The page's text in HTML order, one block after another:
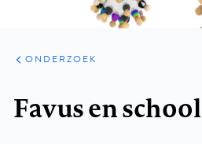
ARTIKELEN
ONDERZOEK
ONDERZOEK
Favus en school